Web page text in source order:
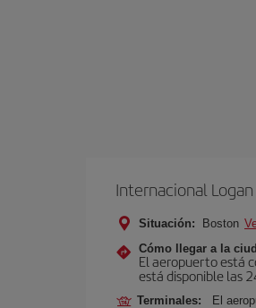
Internacional Logan
Situación: Boston
Cómo llegar a la
El aeropuerto está
está disponible las
Terminales: El